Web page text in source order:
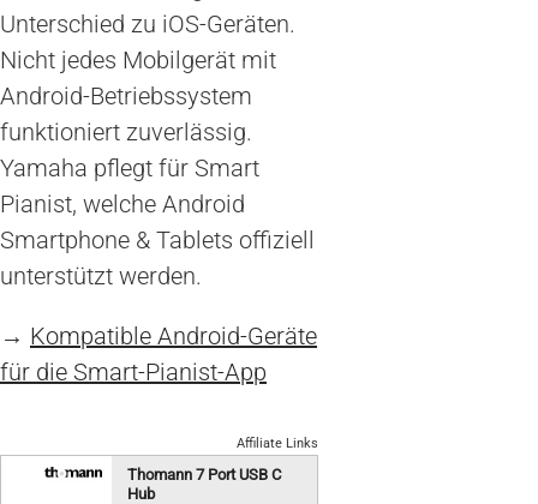
Unterschied zu iOS-Geräten.
Nicht jedes Mobilgerät mit
Android-Betriebssystem
funktioniert zuverlässig.
Yamaha pflegt für Smart
Pianist, welche Android
Smartphone & Tablets offiziell
unterstützt werden.
→ Kompatible Android-Geräte
für die Smart-Pianist-App
Affiliate Links
Thomann 7 Port USB C
Hub